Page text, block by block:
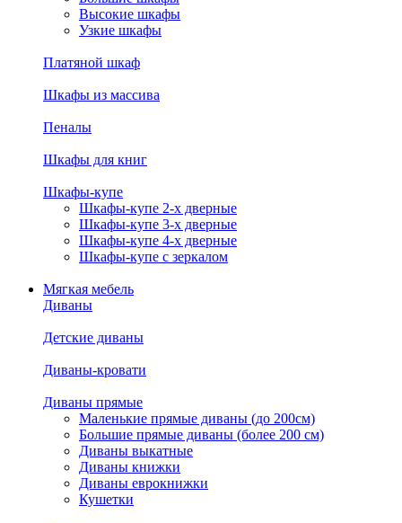
Высокие шкафы
Узкие шкафы
Платяной шкаф
Шкафы из массива
Пеналы
Шкафы для книг
Шкафы-купе
Шкафы-купе 2-х дверные
Шкафы-купе 3-х дверные
Шкафы-купе 4-х дверные
Шкафы-купе с зеркалом
Мягкая мебель
Диваны
Детские диваны
Диваны-кровати
Диваны прямые
Маленькие прямые диваны (до 200см)
Большие прямые диваны (более 200 см)
Диваны выкатные
Диваны книжки
Диваны еврокнижки
Кушетки